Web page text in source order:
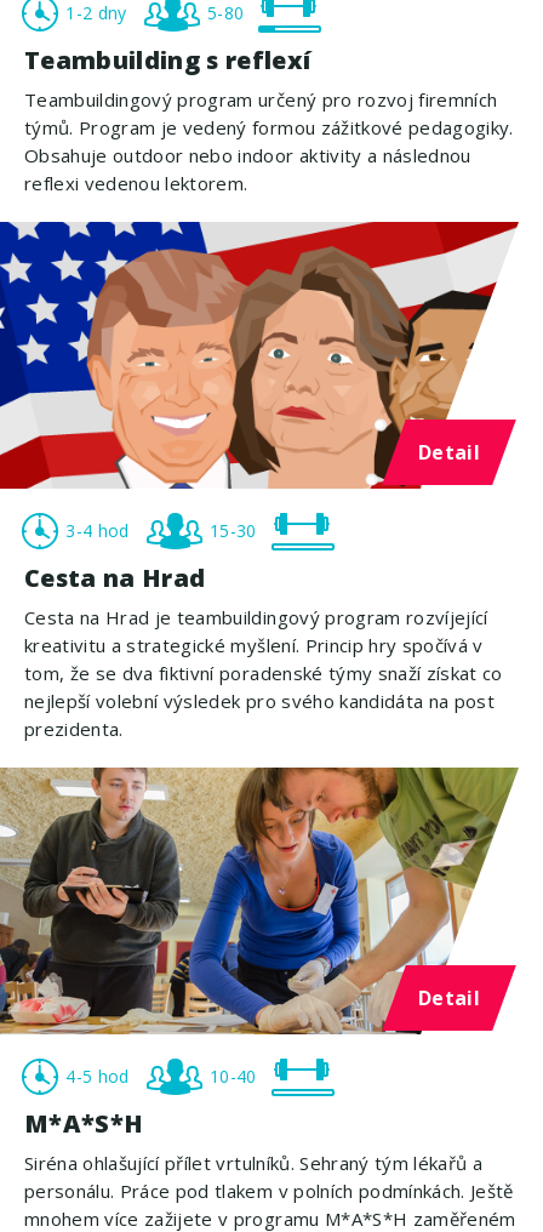
1-2 dny 5-80
Teambuilding s reflexí
Teambuildingový program určený pro rozvoj firemních
týmů. Program je vedený formou zážitkové pedagogiky.
Obsahuje outdoor nebo indoor aktivity a následnou
reflexi vedenou lektorem.
Detail
3-4 hod 15-30
Cesta na Hrad
Cesta na Hrad je teambuildingový program rozvíjející
kreativitu a strategické myšlení. Princip hry spočívá v
tom, že se dva fiktivní poradenské týmy snaží získat co
nejlepší volební výsledek pro svého kandidáta na post
prezidenta.
Detail
4-5 hod 10-40
M*A*S*H
Siréna ohlašující přílet vrtulníků. Sehraný tým lékařů a
personálu. Práce pod tlakem v polních podmínkách. Ještě
mnohem více zažijete v programu M*A*S*H zaměřeném